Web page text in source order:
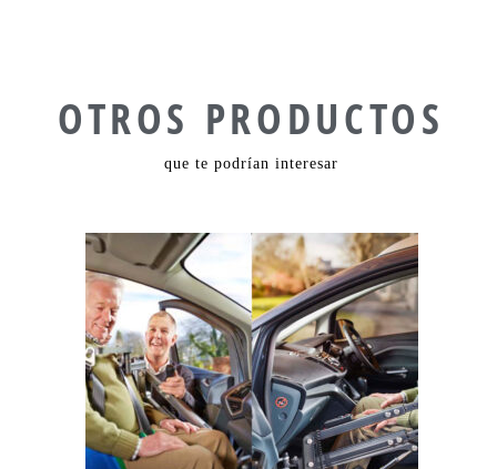
OTROS PRODUCTOS
que te podrían interesar